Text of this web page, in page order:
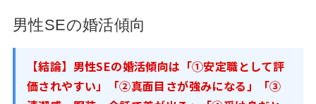
男性SEの婚活傾向
【結論】男性SEの婚活傾向は「①安定職として評
価されやすい」「②真面目さが強みになる」「③